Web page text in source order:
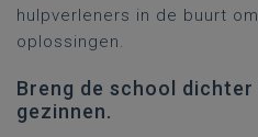
hulpverleners in de buurt
oplossingen.
Breng de school
gezinnen.